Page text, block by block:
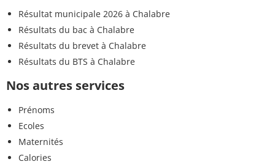
Résultat municipale 2026 à Chalabre
Résultats du bac à Chalabre
Résultats du brevet à Chalabre
Résultats du BTS à Chalabre
Nos autres services
Prénoms
Ecoles
Maternités
Calories